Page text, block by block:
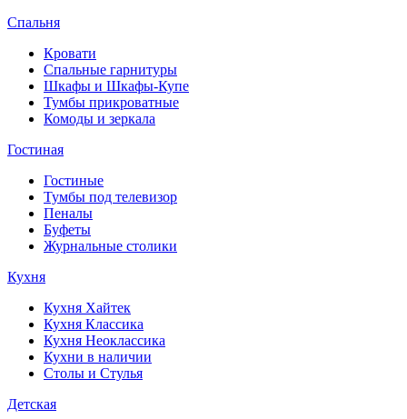
Спальня
Кровати
Спальные гарнитуры
Шкафы и Шкафы-Купе
Тумбы прикроватные
Комоды и зеркала
Гостиная
Гостиные
Тумбы под телевизор
Пеналы
Буфеты
Журнальные столики
Кухня
Кухня Хайтек
Кухня Классика
Кухня Неоклассика
Кухни в наличии
Столы и Стулья
Детская